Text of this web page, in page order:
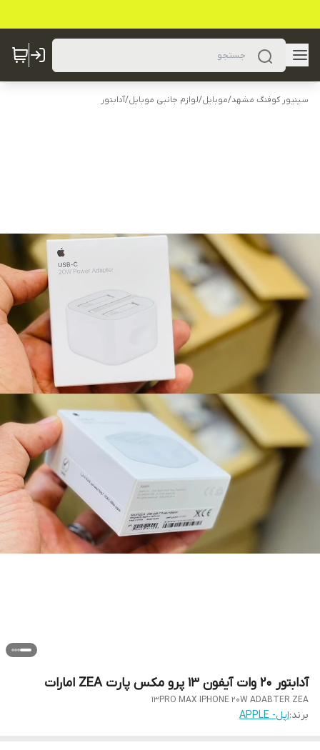
سینیور کوفنگ مشهد/موبایل/لوازم جانبی موبایل/آدابتور
آدابتور 20 وات آیفون 13 پرو مکس پارت ZEA امارات
13PRO MAX IPHONE 20W ADABTER ZEA
برند:اپل- APPLE